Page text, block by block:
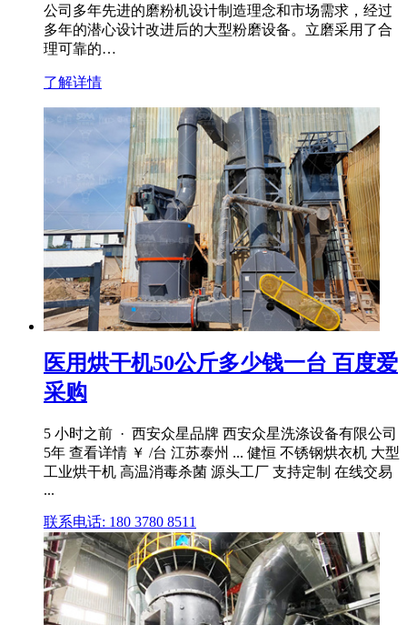
公司多年先进的磨粉机设计制造理念和市场需求，经过
多年的潜心设计改进后的大型粉磨设备。立磨采用了合
理可靠的…
了解详情
医用烘干机50公斤多少钱一台 百度爱
采购
5 小时之前 · 西安众星品牌 西安众星洗涤设备有限公司
5年 查看详情 ￥ /台 江苏泰州 ... 健恒 不锈钢烘衣机 大型
工业烘干机 高温消毒杀菌 源头工厂 支持定制 在线交易
...
联系电话: 180 3780 8511